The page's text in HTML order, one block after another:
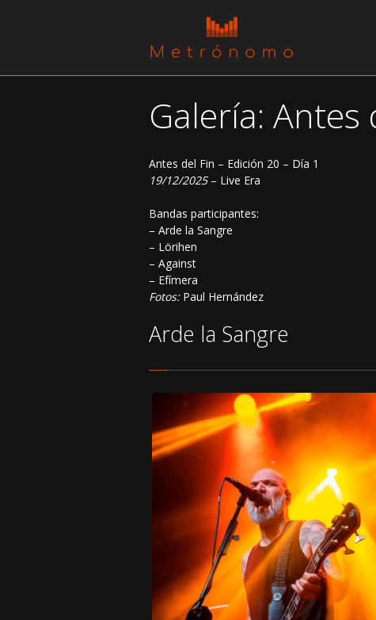
Galería: Antes
Antes del Fin – Edición 20 – Día 1
19/12/2025– Live Era
Bandas participantes:
– Arde la Sangre
– Lörihen
– Against
– Efímera
Fotos:Paul Hernández
Arde la Sangre